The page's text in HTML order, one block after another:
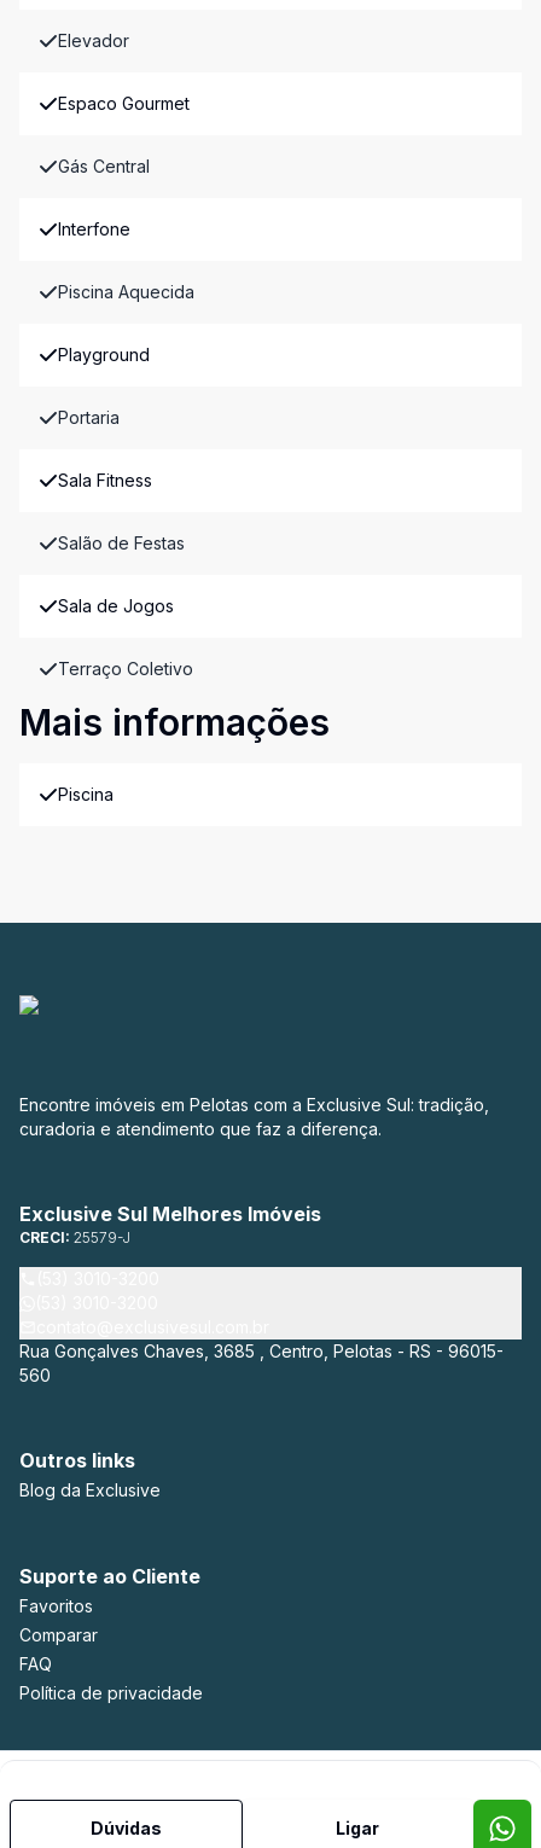
Elevador
Espaco Gourmet
Gás Central
Interfone
Piscina Aquecida
Playground
Portaria
Sala Fitness
Salão de Festas
Sala de Jogos
Terraço Coletivo
Mais informações
Piscina
Dúvidas Ligar
Encontre imóveis em Pelotas com a Exclusive Sul: tradição,
curadoria e atendimento que faz a diferença.
Exclusive Sul Melhores Imóveis
CRECI: 25579-J
Rua Gonçalves Chaves, 3685 , Centro, Pelotas - RS - 96015-
560
Outros links
Blog da Exclusive
Suporte ao Cliente
Favoritos
Comparar
FAQ
Política de privacidade
Selo de Tecnologia Loft